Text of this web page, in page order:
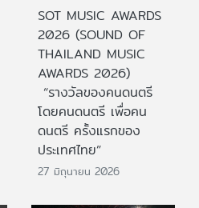
SOT MUSIC AWARDS
2026 (SOUND OF
THAILAND MUSIC
AWARDS 2026)
“รางวัลของคนดนตรี
โดยคนดนตรี เพื่อคน
ดนตรี ครั้งแรกของ
ประเทศไทย”
27 มิถุนายน 2026